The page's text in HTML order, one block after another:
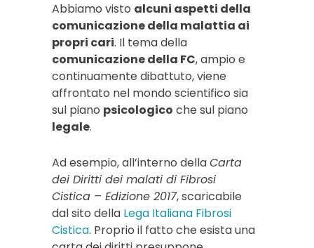
Abbiamo visto alcuni aspetti della
comunicazione della malattia ai
propri cari. Il tema della
comunicazione della FC, ampio e
continuamente dibattuto, viene
affrontato nel mondo scientifico sia
sul piano psicologico che sul piano
legale.
Ad esempio, all’interno dellaCarta
dei Diritti dei malati di Fibrosi
Cistica – Edizione 2017, scaricabile
dal sito della Lega Italiana Fibrosi
Cistica. Proprio il fatto che esista una